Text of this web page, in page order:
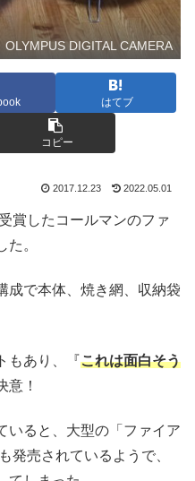
OLYMPUS DIGITAL CAMERA
はてブ
コピー
2017.12.23 2022.05.01
賞したコールマンのファ
。
成で本体、焼き網、収納袋
もあり、『これは面白そう
意！
いると、大型の「ファイア
発売されているようで、